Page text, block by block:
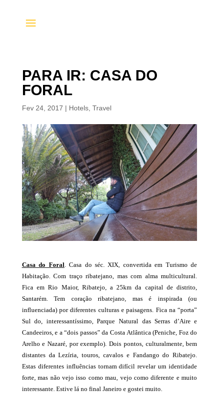
PARA IR: CASA DO
FORAL
Fev 24, 2017 | Hotels, Travel
Casa do Foral . Casa do séc. XIX, convertida em Turismo de
Habitação. Com traço ribatejano, mas com alma multicultural.
Fica em Rio Maior, Ribatejo, a 25km da capital de distrito,
Santarém. Tem coração ribatejano, mas é inspirada (ou
influenciada) por diferentes culturas e paisagens. Fica na “porta”
Sul do, interessantíssimo, Parque Natural das Serras d’Aire e
Candeeiros, e a “dois passos” da Costa Atlântica (Peniche, Foz do
Arelho e Nazaré, por exemplo). Dois pontos, culturalmente, bem
distantes da Lezíria, touros, cavalos e Fandango do Ribatejo.
Estas diferentes influências tornam difícil revelar um identidade
forte, mas não vejo isso como mau, vejo como diferente e muito
interessante. Estive lá no final Janeiro e gostei muito.